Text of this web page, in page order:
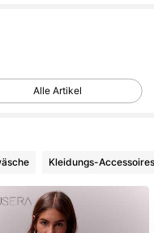
Alle Artikel
Kleidungs-Accessoires